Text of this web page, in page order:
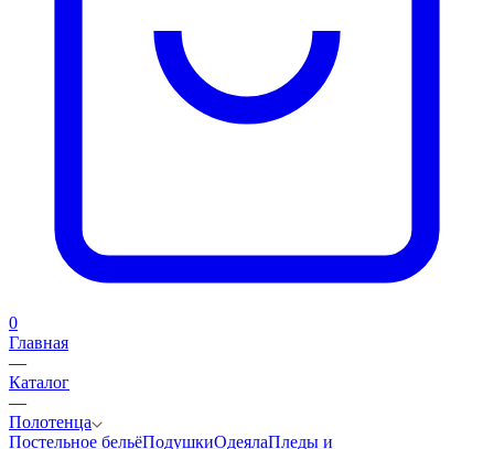
0
Главная
—
Каталог
—
Полотенца
Постельное бельёПодушкиОдеялаПледы и